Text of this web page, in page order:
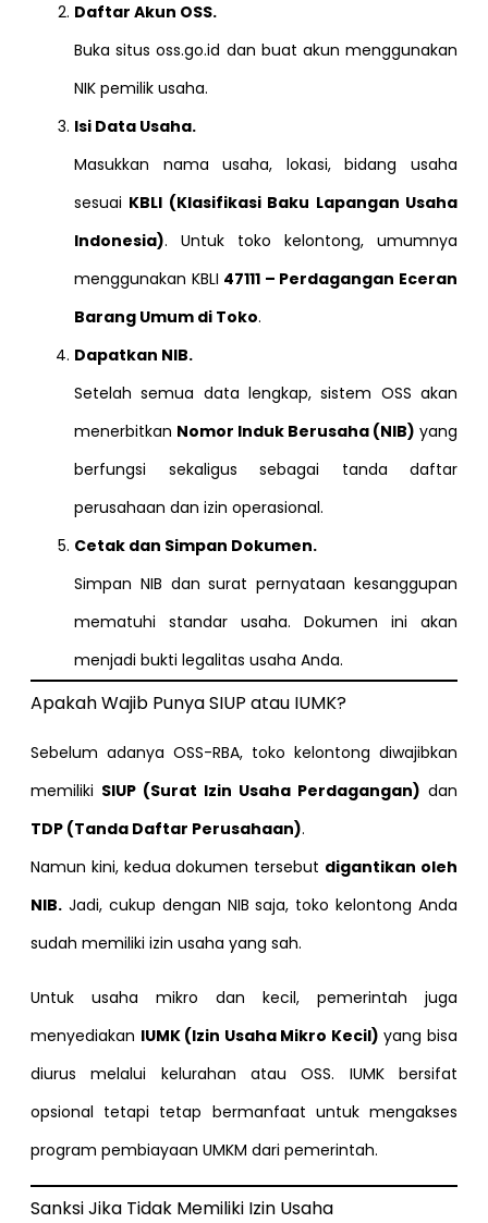
Daftar Akun OSS.
Buka situsoss.go.id dan buat akun menggunakan
NIK pemilik usaha.
Isi Data Usaha.
Masukkan nama usaha, lokasi, bidang usaha
sesuai KBLI (Klasifikasi Baku Lapangan Usaha
Indonesia). Untuk toko kelontong, umumnya
menggunakan KBLI 47111 – Perdagangan Eceran
Barang Umum di Toko.
Dapatkan NIB.
Setelah semua data lengkap, sistem OSS akan
menerbitkan Nomor Induk Berusaha (NIB) yang
berfungsi sekaligus sebagai tanda daftar
perusahaan dan izin operasional.
Cetak dan Simpan Dokumen.
Simpan NIB dan surat pernyataan kesanggupan
mematuhi standar usaha. Dokumen ini akan
menjadi bukti legalitas usaha Anda.
Apakah Wajib Punya SIUP atau IUMK?
Sebelum adanya OSS-RBA, toko kelontong diwajibkan
memiliki SIUP (Surat Izin Usaha Perdagangan) dan
TDP (Tanda Daftar Perusahaan).
Namun kini, kedua dokumen tersebut digantikan oleh
NIB. Jadi, cukup dengan NIB saja, toko kelontong Anda
sudah memiliki izin usaha yang sah.
Untuk usaha mikro dan kecil, pemerintah juga
menyediakan IUMK (Izin Usaha Mikro Kecil) yang bisa
diurus melalui kelurahan atau OSS. IUMK bersifat
opsional tetapi tetap bermanfaat untuk mengakses
program pembiayaan UMKM dari pemerintah.
Sanksi Jika Tidak Memiliki Izin Usaha